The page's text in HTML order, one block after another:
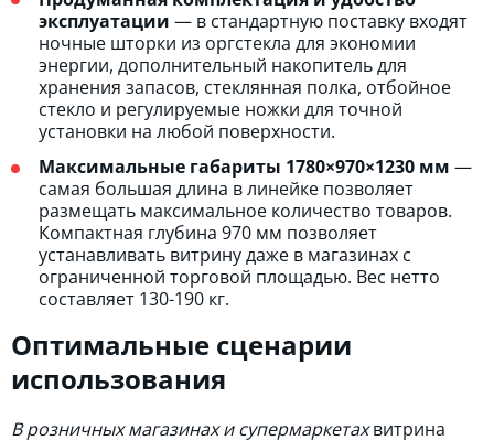
эксплуатации — в стандартную поставку входят
ночные шторки из оргстекла для экономии
энергии, дополнительный накопитель для
хранения запасов, стеклянная полка, отбойное
стекло и регулируемые ножки для точной
установки на любой поверхности.
Максимальные габариты 1780×970×1230 мм —
самая большая длина в линейке позволяет
размещать максимальное количество товаров.
Компактная глубина 970 мм позволяет
устанавливать витрину даже в магазинах с
ограниченной торговой площадью. Вес нетто
составляет 130-190 кг.
Оптимальные сценарии
использования
В розничных магазинах и супермаркетахвитрина